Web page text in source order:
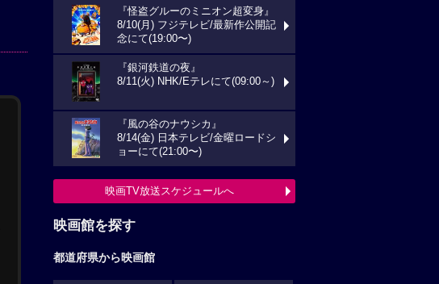
『怪盗グルーのミニオン超変身』
8/10(月) フジテレビ/最新作公開記
念にて(19:00〜)
『銀河鉄道の夜』
8/11(火) NHK/Eテレにて(09:00～)
『風の谷のナウシカ』
8/14(金) 日本テレビ/金曜ロードシ
ョーにて(21:00〜)
映画TV放送スケジュールへ
映画館を探す
都道府県から映画館